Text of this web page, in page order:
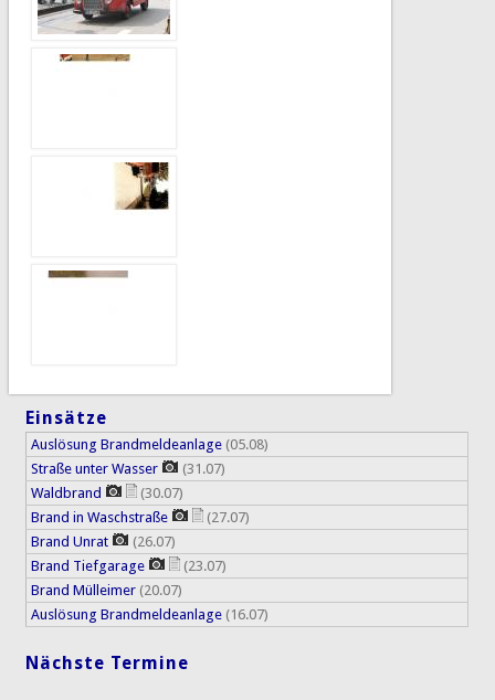
Einsätze
Auslösung Brandmeldeanlage (05.08)
Straße unter Wasser
(31.07)
Waldbrand
(30.07)
Brand in Waschstraße
(27.07)
Brand Unrat
(26.07)
Brand Tiefgarage
(23.07)
Brand Mülleimer (20.07)
Auslösung Brandmeldeanlage (16.07)
Nächste Termine